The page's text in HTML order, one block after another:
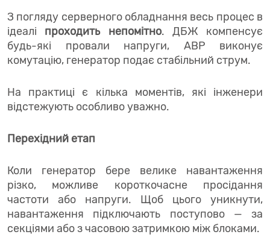
З погляду серверного обладнання весь процес в
ідеалі проходить непомітно. ДБЖ компенсує
будь-які провали напруги, АВР виконує
комутацію, генератор подає стабільний струм.
На практиці є кілька моментів, які інженери
відстежують особливо уважно.
Перехідний етап
Коли генератор бере велике навантаження
різко, можливе короткочасне просідання
частоти або напруги. Щоб цього уникнути,
навантаження підключають поступово — за
секціями або з часовою затримкою між блоками.